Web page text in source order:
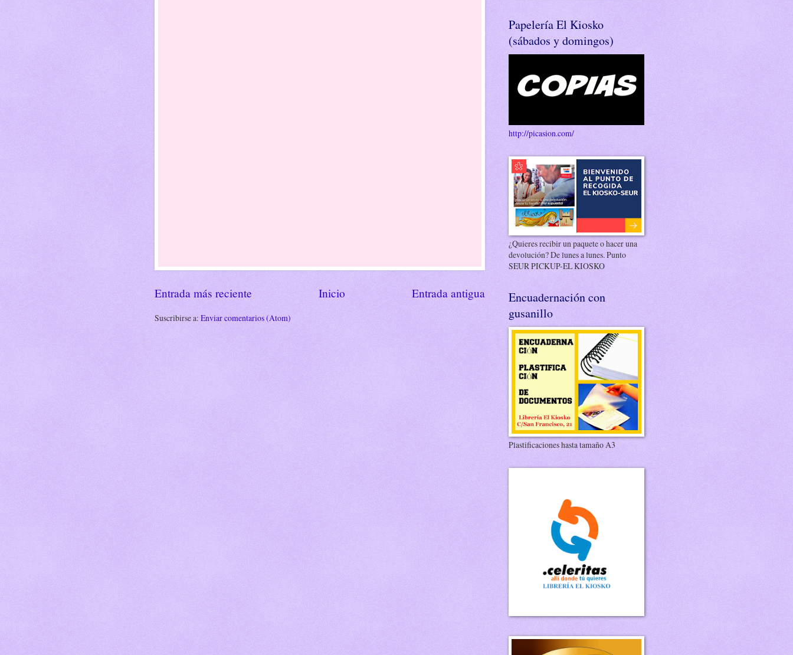
Entrada más reciente Entrada antigua
Inicio
Suscribirse a: Enviar comentarios (Atom)
Papelería El Kiosko
(sábados y domingos)
http://picasion.com/
¿Quieres recibir un paquete o hacer una
devolución? De lunes a lunes. Punto
SEUR PICKUP-EL KIOSKO
Encuadernación con
gusanillo
Plastificaciones hasta tamaño A3